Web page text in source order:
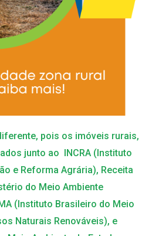
pois os imóveis rurais,
junto ao INCRA (Instituto
e Reforma Agrária), Receita
do Meio Ambiente
(Instituto Brasileiro do Meio
Naturais Renováveis), e